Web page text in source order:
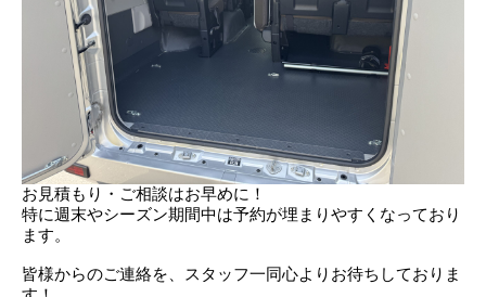
お見積もり・ご相談はお早めに！
特に週末やシーズン期間中は予約が埋まりやすくなっており
ます。
皆様からのご連絡を、スタッフ一同心よりお待ちしておりま